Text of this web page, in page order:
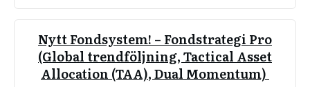
Nytt Fondsystem! – Fondstrategi Pro
(Global trendföljning, Tactical Asset
Allocation (TAA), Dual Momentum)